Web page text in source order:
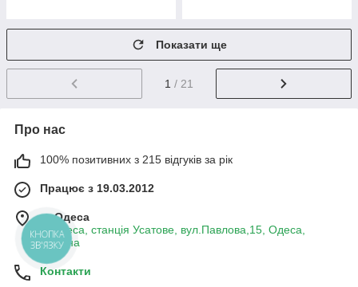
Показати ще
1 / 21
Про нас
100% позитивних з 215 відгуків за рік
Працює з 19.03.2012
м. Одеса
м.Одеса, станція Усатове, вул.Павлова,15, Одеса,
Україна
Контакти
КНОПКА
ЗВ'ЯЗКУ